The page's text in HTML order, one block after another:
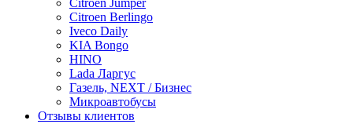
Citroen Jumper
Citroen Berlingo
Iveco Daily
KIA Bongo
HINO
Lada Ларгус
Газель, NEXT / Бизнес
Микроавтобусы
Отзывы клиентов